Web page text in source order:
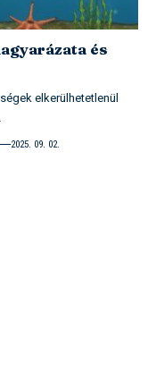
és
elkerülhetetlenül
2025. 09. 02.